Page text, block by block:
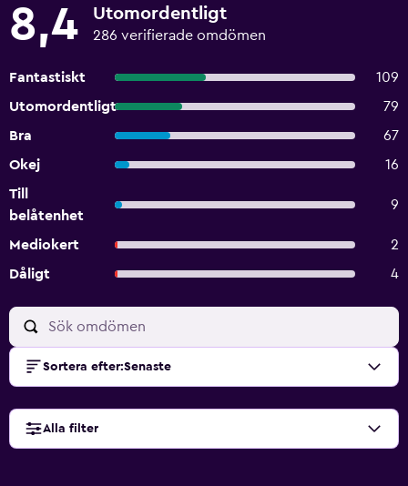
8,4 Utomordentligt
286 verifierade omdömen
Fantastiskt
109
Utomordentligt
79
Bra
67
Okej
16
Till
belåtenhet
9
Mediokert
2
Dåligt
4
Sortera efter:Senaste
Alla filter